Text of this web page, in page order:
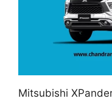
Mitsubishi